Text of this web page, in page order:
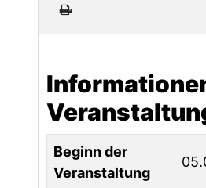
Beginn der
Veranstaltung